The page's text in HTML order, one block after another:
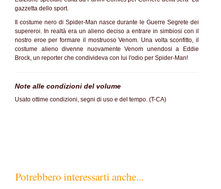
gazzetta dello sport.
Il costume nero di Spider-Man nasce durante le Guerre Segrete dei
supereroi. In realtà era un alieno deciso a entrare in simbiosi con il
nostro eroe per formare il mostruoso Venom. Una volta sconfitto, il
costume alieno divenne nuovamente Venom unendosi a Eddie
Brock, un reporter che condivideva con lui l'odio per Spider-Man!
Note alle condizioni del volume
Usato ottime condizioni, segni di uso e del tempo. (T-CA)
Potrebbero interessarti anche...